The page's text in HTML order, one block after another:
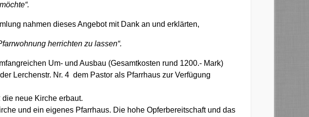
nahmen dieses Angebot mit Dank an und erklärten,
herrichten zu lassen“.
Um- und Ausbau (Gesamtkosten rund 1200.- Mark)
Lerchenstr. Nr. 4 dem Pastor als Pfarrhaus zur Verfügung
neue Kirche erbaut.
und ein eigenes Pfarrhaus. Die hohe Opferbereitschaft und das